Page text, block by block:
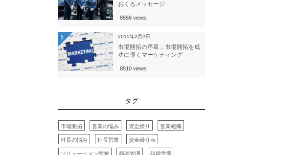
おくるメッセージ
8558 views
5 2015年2月2日
市場開拓の序章：市場開拓を成
功に導くマーケティング
8510 views
タグ
市場開拓 営業の悩み 資金繰り 営業組織
社長の悩み 社長営業 資金繰り表
ソリューション営業 商談管理 組織営業